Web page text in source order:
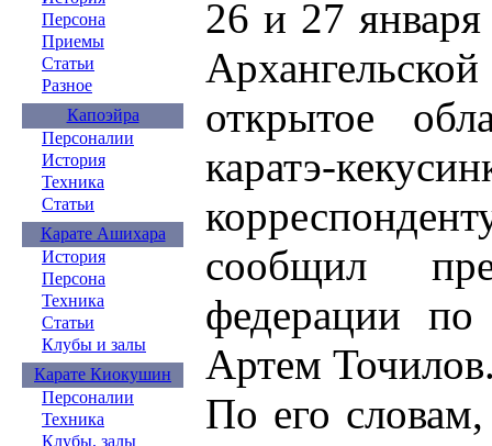
Персона
Приемы
Статьи
Разное
Капоэйра
Персоналии
История
Техника
Статьи
Карате Ашихара
История
Персона
Техника
Статьи
Клубы и залы
Карате Киокушин
Персоналии
Техника
Клубы, залы
26 и 27
открытое
каратэ-
сообщил
федерации
Артем
По его